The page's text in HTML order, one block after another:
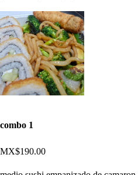
combo 1
MX$190.00